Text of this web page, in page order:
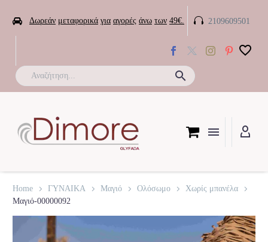
 Δωρεάν μεταφορικά για αγορές άνω των 49€. 
 2109609501
Home ΓΥΝΑΙΚΑ Μαγιό Ολόσωμο
Χωρίς μπανέλα
Μαγιό-00000092